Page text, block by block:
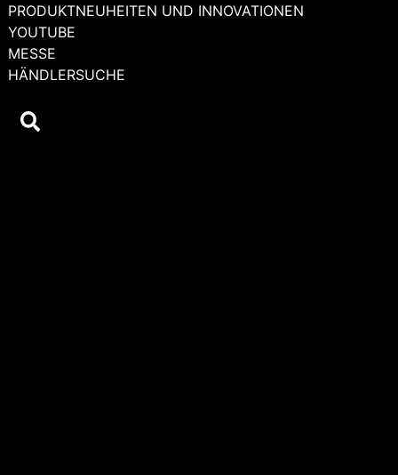
PRODUKTNEUHEITEN UND INNOVATIONEN
YOUTUBE
MESSE
HÄNDLERSUCHE